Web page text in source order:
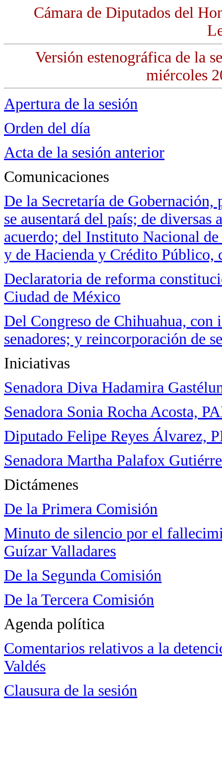
Cámara de Diputados del
Versión estenográfica de la
miércoles
Apertura de la sesión
Orden del día
Acta de la sesión anterior
Comunicaciones
De la Secretaría de
se ausentará del país; de diversas
acuerdo; del Instituto Nacional
y de Hacienda y Crédito Público,
Declaratoria de reforma
Ciudad de México
Del Congreso de Chihuahua,
senadores; y reincorporación de
Iniciativas
Senadora Diva Hadamira
Senadora Sonia Rocha Acosta,
Diputado Felipe Reyes Álvarez,
Senadora Martha Palafox
Dictámenes
De la Primera Comisión
Minuto de silencio por el
Guízar Valladares
De la Segunda Comisión
De la Tercera Comisión
Agenda política
Comentarios relativos a la
Valdés
Clausura de la sesión